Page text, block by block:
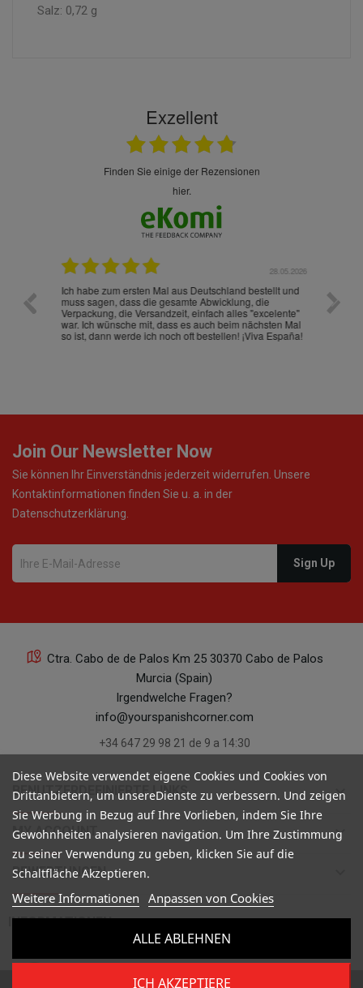
Salz: 0,72 g
Exzellent
finden Sie einige der Rezensionen
hier.
28.05.2026
Ich habe zum ersten Mal aus Deutschland bestellt und
muss sagen, dass die gesamte Abwicklung, die
Verpackung, die Versandzeit, einfach alles "excelente"
war. Ich wünsche mit, dass es auch beim nächsten Mal
so ist, dann werde ich noch oft bestellen! ¡Viva España!
Die
gut
ist
Join Our Newsletter Now
Sie können Ihr Einverständnis jederzeit widerrufen. Unsere
Kontaktinformationen finden Sie u. a. in der
Datenschutzerklärung.
Ctra. Cabo de de Palos Km 25 30370 Cabo de Palos
Murcia (Spain)
Irgendwelche Fragen?
info@yourspanishcorner.com
+34 647 29 98 21 de 9 a 14:30
BENUTZERDEFINIERTE LINKS keyboard_arrow_down
MY ACCOUNT keyboard_arrow_down
BEWERTUNGEN
INFORMATIONEN 
Diese Website verwendet eigene Cookies und Cookies von
Drittanbietern, um unsereDienste zu verbessern. Und zeigen
Sie Werbung in Bezug auf Ihre Vorlieben, indem Sie Ihre
Gewohnheiten analysieren navigation. Um Ihre Zustimmung
zu seiner Verwendung zu geben, klicken Sie auf die
Schaltfläche Akzeptieren.
Weitere Informationen Anpassen von Cookies
ALLE ABLEHNEN
ICH AKZEPTIERE